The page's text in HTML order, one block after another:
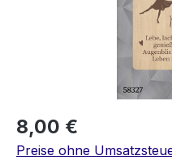
8,00 €
Preise ohne